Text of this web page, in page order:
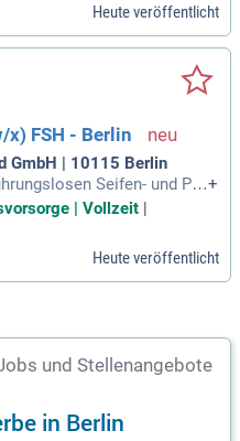
Spülhygiene bereitet Ih
Heute veröffentlicht
x) FSH - Berlin
GmbH | 10115 Berlin
Seifen- und Pa
Nachfüllungen
für Waschmaschine
+
| Vollzeit |
Heute veröffentlicht
und Stellenangebote
in Berlin